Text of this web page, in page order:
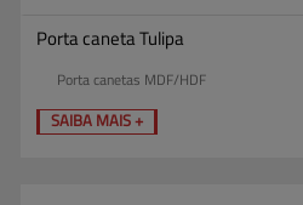
Porta caneta Tulipa
Porta canetas MDF/HDF
SAIBA MAIS +